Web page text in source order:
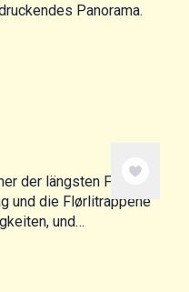
Panorama.
der längsten Fjorde in
und die Flørlitrappene
und
sind eine beliebte